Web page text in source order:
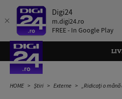
Digi24
m.digi24.ro
FREE - In Google Play
HOME Știri Externe „Ridicați o mână dacă îi veți da un loc